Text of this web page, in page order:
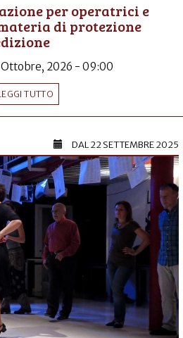
per operatrici e
di protezione
2026 - 09:00
TUTTO
DAL22 SETTEMBRE 2025